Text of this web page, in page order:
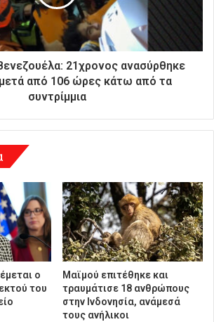
21χρονος ανασύρθηκε
από 106 ώρες κάτω από τα
συντρίμμια
ο
του
Μαϊμού επιτέθηκε και
τραυμάτισε 18 ανθρώπους
στην Ινδονησία, ανάμεσά
τους ανήλικοι